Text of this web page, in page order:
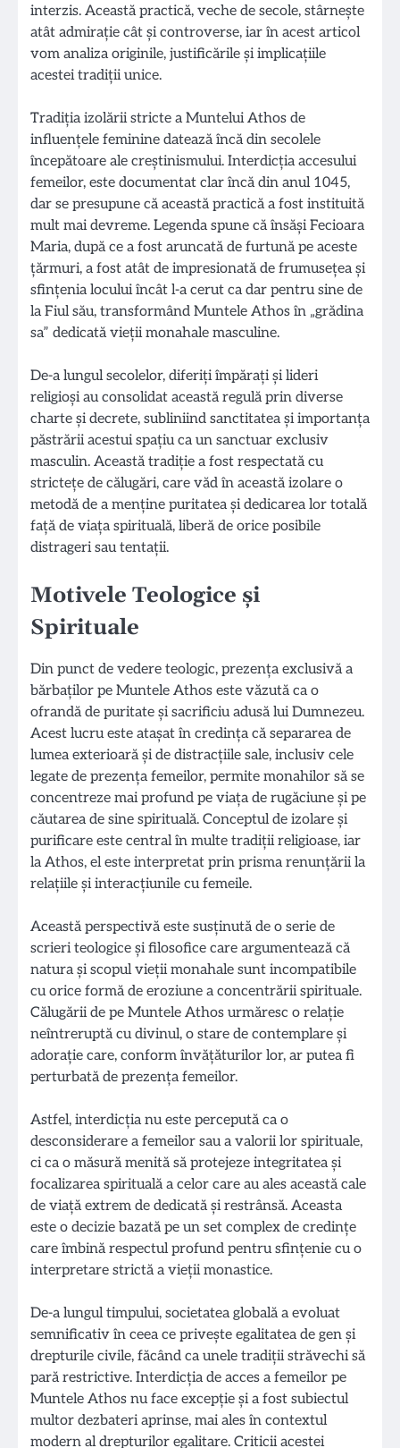
interzis. Această practică, veche de secole, stârnește
atât admirație cât și controverse, iar în acest articol
vom analiza originile, justificările și implicațiile
acestei tradiții unice.
Tradiția izolării stricte a Muntelui Athos de
influențele feminine datează încă din secolele
începătoare ale creștinismului. Interdicția accesului
femeilor, este documentat clar încă din anul 1045,
dar se presupune că această practică a fost instituită
mult mai devreme. Legenda spune că însăși Fecioara
Maria, după ce a fost aruncată de furtună pe aceste
țărmuri, a fost atât de impresionată de frumusețea și
sfințenia locului încât l-a cerut ca dar pentru sine de
la Fiul său, transformând Muntele Athos în „grădina
sa” dedicată vieții monahale masculine.
De-a lungul secolelor, diferiți împărați și lideri
religioși au consolidat această regulă prin diverse
charte și decrete, subliniind sanctitatea și importanța
păstrării acestui spațiu ca un sanctuar exclusiv
masculin. Această tradiție a fost respectată cu
strictețe de călugări, care văd în această izolare o
metodă de a menține puritatea și dedicarea lor totală
față de viața spirituală, liberă de orice posibile
distrageri sau tentații.
Motivele Teologice și
Spirituale
Din punct de vedere teologic, prezența exclusivă a
bărbaților pe Muntele Athos este văzută ca o
ofrandă de puritate și sacrificiu adusă lui Dumnezeu.
Acest lucru este atașat în credința că separarea de
lumea exterioară și de distracțiile sale, inclusiv cele
legate de prezența femeilor, permite monahilor să se
concentreze mai profund pe viața de rugăciune și pe
căutarea de sine spirituală. Conceptul de izolare și
purificare este central în multe tradiții religioase, iar
la Athos, el este interpretat prin prisma renunțării la
relațiile și interacțiunile cu femeile.
Această perspectivă este susținută de o serie de
scrieri teologice și filosofice care argumentează că
natura și scopul vieții monahale sunt incompatibile
cu orice formă de eroziune a concentrării spirituale.
Călugării de pe Muntele Athos urmăresc o relație
neîntreruptă cu divinul, o stare de contemplare și
adorație care, conform învățăturilor lor, ar putea fi
perturbată de prezența femeilor.
Astfel, interdicția nu este percepută ca o
desconsiderare a femeilor sau a valorii lor spirituale,
ci ca o măsură menită să protejeze integritatea și
focalizarea spirituală a celor care au ales această cale
de viață extrem de dedicată și restrânsă. Aceasta
este o decizie bazată pe un set complex de credințe
care îmbină respectul profund pentru sfințenie cu o
interpretare strictă a vieții monastice.
De-a lungul timpului, societatea globală a evoluat
semnificativ în ceea ce privește egalitatea de gen și
drepturile civile, făcând ca unele tradiții străvechi să
pară restrictive. Interdicția de acces a femeilor pe
Muntele Athos nu face excepție și a fost subiectul
multor dezbateri aprinse, mai ales în contextul
modern al drepturilor egalitare. Criticii acestei